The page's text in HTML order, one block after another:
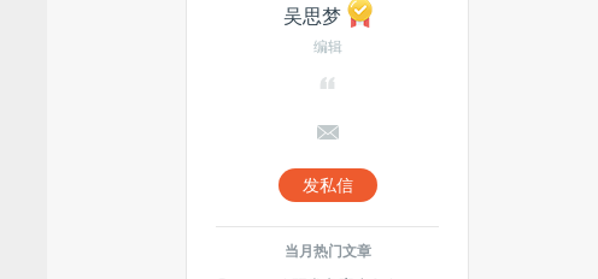
吴思梦
编辑
发私信
当月热门文章